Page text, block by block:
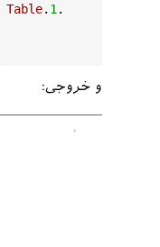
Table. 1 .
و خروجی: